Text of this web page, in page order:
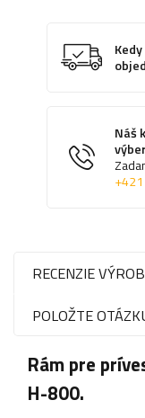
Náš
RECENZIE
POLOŽTE
Rám pre
H-800.